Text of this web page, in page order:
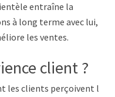
entraîne la
à long terme avec lui,
les ventes.
client ?
les clients perçoivent la